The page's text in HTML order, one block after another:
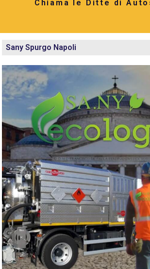
Chiama le Ditte di
Sany Spurgo Napoli